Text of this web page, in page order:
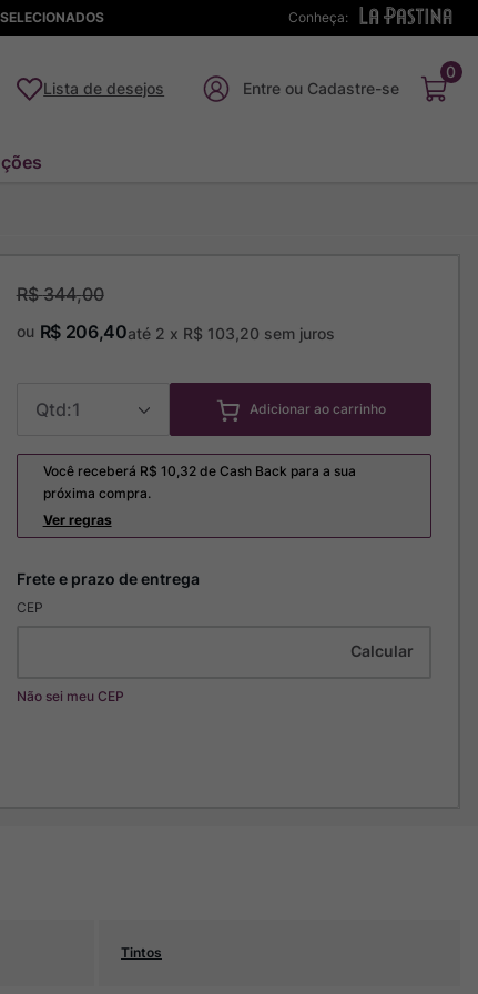
Conheça:
Lista de desejos
0
R$ 344,00
ou R$ 206,40até 2 x R$ 103,20 sem juros
1 Adicionar ao carrinho
Você receberá R$ 10,32de Cash Back para a sua
próxima compra.
Ver regras
CEP
Não sei meu CEP
Tintos